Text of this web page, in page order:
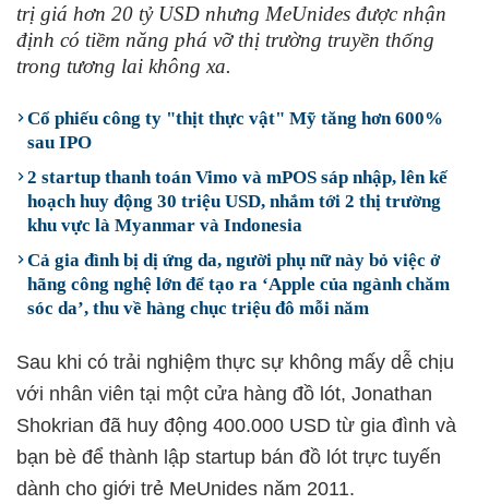
trị giá hơn 20 tỷ USD nhưng MeUnides được nhận
định có tiềm năng phá vỡ thị trường truyền thống
trong tương lai không xa.
Cổ phiếu công ty "thịt thực vật" Mỹ tăng hơn 600%
sau IPO
2 startup thanh toán Vimo và mPOS sáp nhập, lên kế
hoạch huy động 30 triệu USD, nhắm tới 2 thị trường
khu vực là Myanmar và Indonesia
Cả gia đình bị dị ứng da, người phụ nữ này bỏ việc ở
hãng công nghệ lớn để tạo ra ‘Apple của ngành chăm
sóc da’, thu về hàng chục triệu đô mỗi năm
Sau khi có trải nghiệm thực sự không mấy dễ chịu
với nhân viên tại một cửa hàng đồ lót, Jonathan
Shokrian đã huy động 400.000 USD từ gia đình và
bạn bè để thành lập startup bán đồ lót trực tuyến
dành cho giới trẻ MeUnides năm 2011.